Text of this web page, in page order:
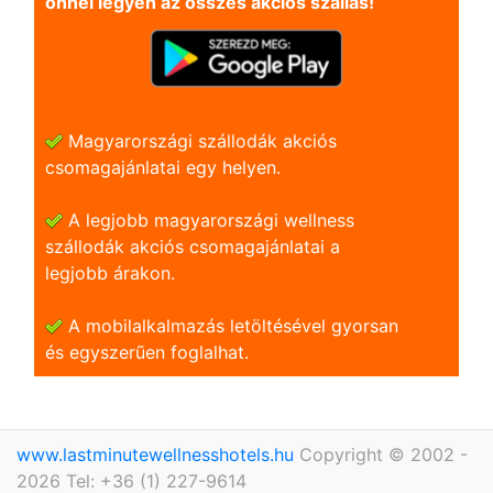
Magyarországi szállodák akciós
csomagajánlatai egy helyen.
A legjobb magyarországi wellness
szállodák akciós csomagajánlatai a
legjobb árakon.
A mobilalkalmazás letöltésével gyorsan
és egyszerũen foglalhat.
www.lastminutewellnesshotels.hu Copyright © 2002 -
2026 Tel: +36 (1) 227-9614